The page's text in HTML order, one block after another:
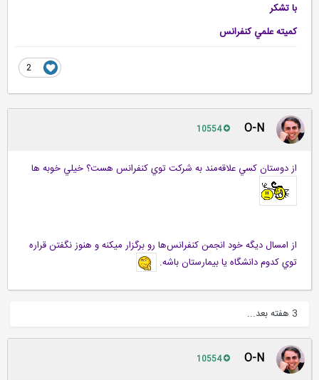
با تشكر
كميته علمي كنفرانس
O-N
از دوستان كسي علاقه‌مند به شركت توي كنفرانس هست؟ خيلي خوبه ها
از امسال ديگه خود انجمن كنفرانس‌ها رو برگزار ميكنه و هنوز نگفتن قراره
توي كدوم دانشگاه يا بيمارستان باشه.
O-N